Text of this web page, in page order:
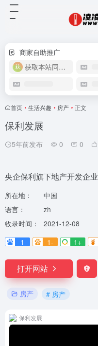
商家自助推广
获取本站同款主题
首页 • 生活兴趣 • 房产 • 正文
保利发展
5年前发布 0 0
央企保利旗下地产开发企业
所在地：
中国
语言：
zh
收录时间：
2021-12-08
1
1- 1+
打开网站
房产 # 房产
保利发展